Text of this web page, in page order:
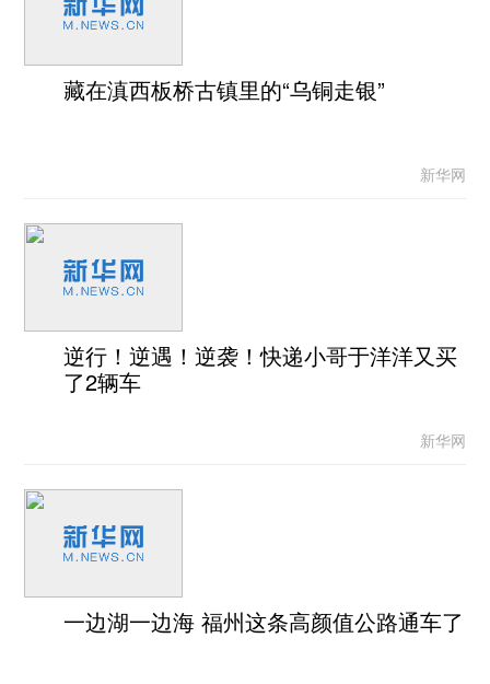
藏在滇西板桥古镇里的“乌铜走银”
新华网
逆行！逆遇！逆袭！快递小哥于洋洋又买
了2辆车
新华网
一边湖一边海 福州这条高颜值公路通车了